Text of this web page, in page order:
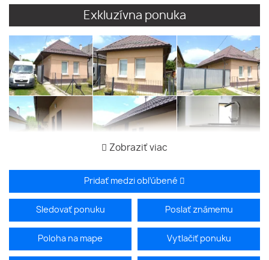
Exkluzívna ponuka
Zobraziť viac
Pridať medzi obľúbené
Sledovať ponuku Poslať známemu
Poloha na mape Vytlačiť ponuku